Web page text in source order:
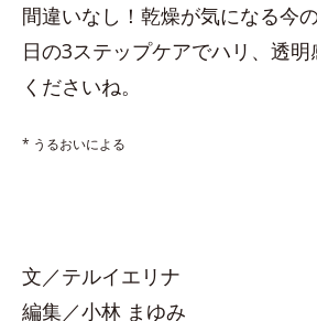
間違いなし！乾燥が気になる今
日の3ステップケアでハリ、透
くださいね。
* うるおいによる
文／テルイエリナ
編集／小林 まゆみ